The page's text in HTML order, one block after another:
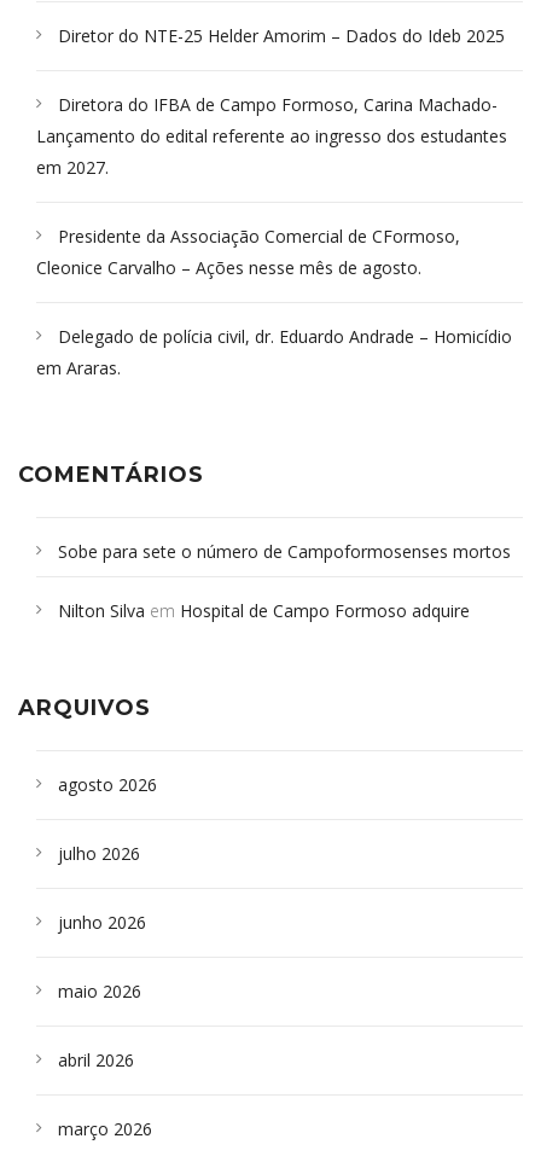
Diretor do NTE-25 Helder Amorim – Dados do Ideb 2025
Diretora do IFBA de Campo Formoso, Carina Machado-
Lançamento do edital referente ao ingresso dos estudantes
em 2027.
Presidente da Associação Comercial de CFormoso,
Cleonice Carvalho – Ações nesse mês de agosto.
Delegado de polícia civil, dr. Eduardo Andrade – Homicídio
em Araras.
COMENTÁRIOS
Sobe para sete o número de Campoformosenses mortos
Campoformosenses que morreram em desabamentos são
Nilton Silva em Hospital de Campo Formoso adquire
ARQUIVOS
agosto 2026
julho 2026
junho 2026
maio 2026
abril 2026
março 2026